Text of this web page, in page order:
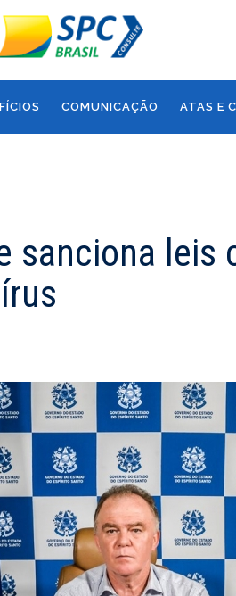
COMUNICAÇÃO ATAS E
sanciona